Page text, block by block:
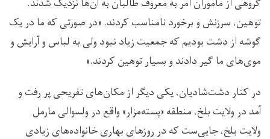
توهین، سرزنش و برخورد نامناسب کردند. «در صورتی که ما در یک
گوشه از دشت بودیم که جمعیت زیاد نبود ولی به لباس و آرایش و
موی‌های ما گیر دادند و بسیار توهین کردند.»
در کنار دشت‌شادیان، یکی دیگر از مکان‌های تفریحی پر رفت و
آمد در ولایت بلخ، منطقه «پسته‌مزار» واقع در ولسوالی مارمل
ولایت بلخ، جایی‌ست که در روزهای بهاری خانواده‌های زیادی